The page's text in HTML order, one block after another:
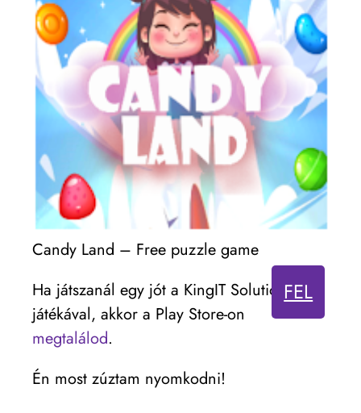
Candy Land – Free puzzle game
Ha játszanál egy jót a KingIT Solutions
játékával, akkor a Play Store-on
megtalálod.
Én most zúztam nyomkodni!
FEL